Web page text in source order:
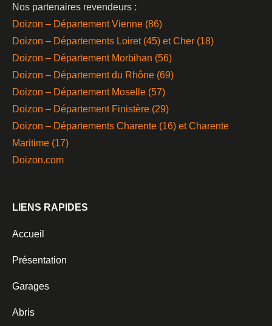
Nos partenaires revendeurs :
Doizon – Département Vienne (86)
Doizon – Départements Loiret (45) et Cher (18)
Doizon – Département Morbihan (56)
Doizon – Département du Rhône (69)
Doizon – Département Moselle (57)
Doizon – Département Finistère (29)
Doizon – Départements Charente (16) et Charente
Maritime (17)
Doizon.com
LIENS RAPIDES
Accueil
Présentation
Garages
Abris